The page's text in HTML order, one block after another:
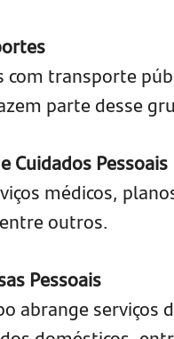
com transporte
parte desse
Cuidados Pessoais
médicos,
outros.
Pessoais
abrange serviços